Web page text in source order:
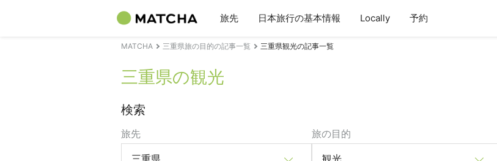
旅先 日本旅行の基本情報 Locally 予約
MATCHA 三重県旅の目的の記事一覧 三重県観光の記事一覧
三重県の観光
検索
旅先
三重県
旅の目的
観光